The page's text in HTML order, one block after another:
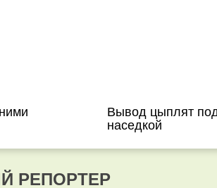
Вывод цыплят
наседкой
РЕПОРТЕР